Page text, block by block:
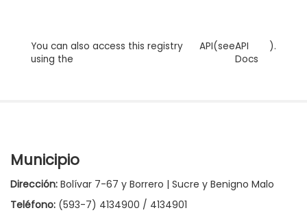
You can also access this registry
using the
API(seeAPI
Docs
).
Municipio
Dirección: Bolívar 7-67 y Borrero | Sucre y Benigno Malo
Teléfono: (593-7) 4134900 / 4134901